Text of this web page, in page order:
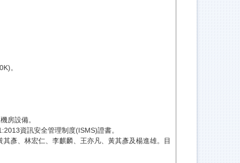
。
房設備。
資訊安全管理制度(ISMS)證書。
彥、林宏仁、李麒麟、王亦凡、黃其彥及楊進雄。目